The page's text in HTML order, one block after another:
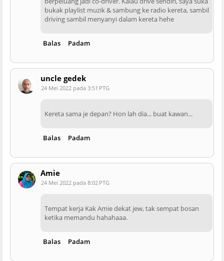
bukak playlist muzik & sambung ke radio kereta, sambil
driving sambil menyanyi dalam kereta hehe
Balas Padam
uncle gedek
24 Mei 2022 pada 3:51 PTG
Kereta sama je depan? Hon lah dia... buat kawan...
Balas Padam
Amie
24 Mei 2022 pada 8:02 PTG
Tempat kerja Kak Amie dekat jew, tak sempat bosan
ketika memandu hahahaaa.
Balas Padam